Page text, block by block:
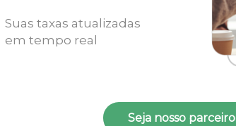
Suas taxas atualizadas
em tempo real
Seja nosso parceiro